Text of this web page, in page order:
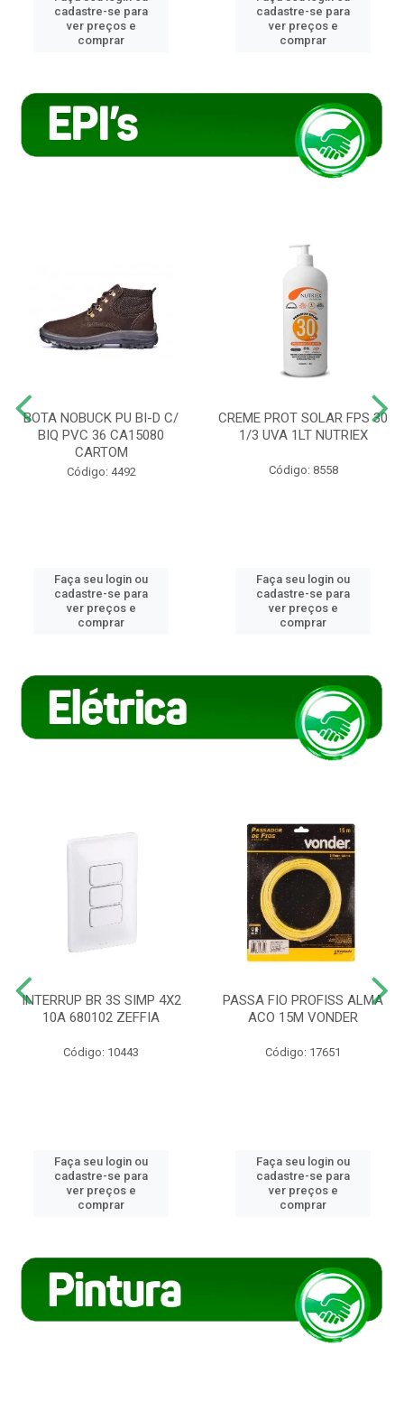
cadastre-se para
ver preços e
comprar
cadastre-se para
ver preços e
comprar
BOTA NOBUCK PU BI-D C/
BIQ PVC 36 CA15080
CARTOM
Código: 4492
Faça seu login ou
cadastre-se para
ver preços e
comprar
CREME PROT SOLAR FPS 30
1/3 UVA 1LT NUTRIEX
Código: 8558
Faça seu login ou
cadastre-se para
ver preços e
comprar
INTERRUP BR 3S SIMP 4X2
10A 680102 ZEFFIA
Código: 10443
Faça seu login ou
cadastre-se para
ver preços e
comprar
PASSA FIO PROFISS ALMA
ACO 15M VONDER
Código: 17651
Faça seu login ou
cadastre-se para
ver preços e
comprar